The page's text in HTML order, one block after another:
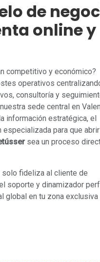
de
online y
competitivo y económico?
operativos
consultoría y
sede central en
información estratégica, el
para que
sea un proceso
fideliza al cliente de
soporte y dinamizador
global en tu zona exclusiva